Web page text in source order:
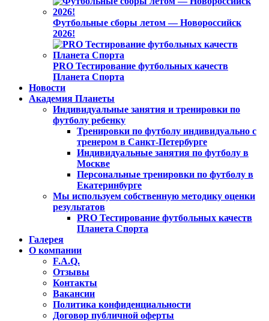
Футбольные сборы летом — Новороссийск
2026!
PRO Тестирование футбольных качеств
Планета Спорта
Новости
Академия Планеты
Индивидуальные занятия и тренировки по
футболу ребенку
Тренировки по футболу индивидуально с
тренером в Санкт-Петербурге
Индивидуальные занятия по футболу в
Москве
Персональные тренировки по футболу в
Екатеринбурге
Мы используем собственную методику оценки
результатов
PRO Тестирование футбольных качеств
Планета Спорта
Галерея
О компании
F.A.Q.
Отзывы
Контакты
Вакансии
Политика конфиденциальности
Договор публичной оферты